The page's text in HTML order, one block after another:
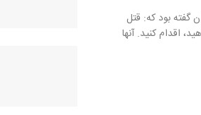
گفته بود که: قتل
اقدام کنید. آنها